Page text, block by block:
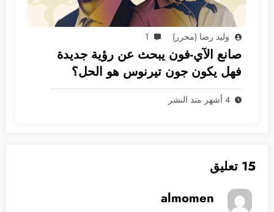
وليد رضا (محرر) 1
صانع الآي-فون يبحث عن رؤية جديدة
فهل يكون جون تيرنوس هو الحل؟
4 أشهر منذ النشر
15 تعليق
almomen